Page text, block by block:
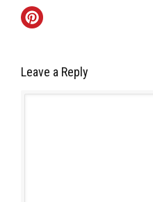
Leave a Reply